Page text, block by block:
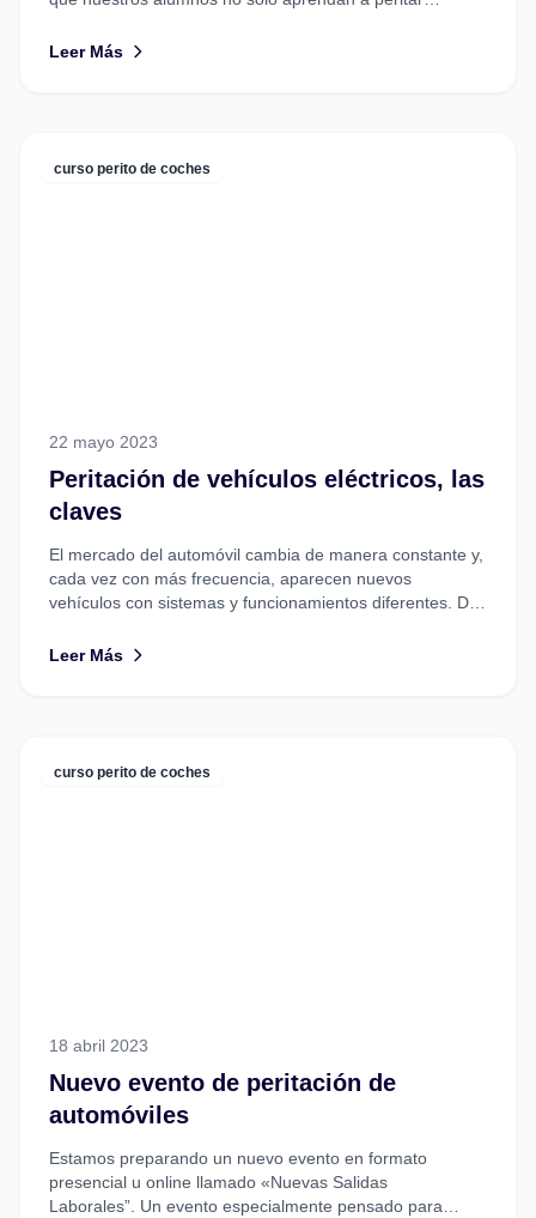
Leer Más
curso perito de coches
22 mayo 2023
Peritación de vehículos eléctricos, las
claves
El mercado del automóvil cambia de manera constante y,
cada vez con más frecuencia, aparecen nuevos
vehículos con sistemas y funcionamientos diferentes. De
Leer Más
curso perito de coches
18 abril 2023
Nuevo evento de peritación de
automóviles
Estamos preparando un nuevo evento en formato
presencial u online llamado «Nuevas Salidas
Laborales”. Un evento especialmente pensado para